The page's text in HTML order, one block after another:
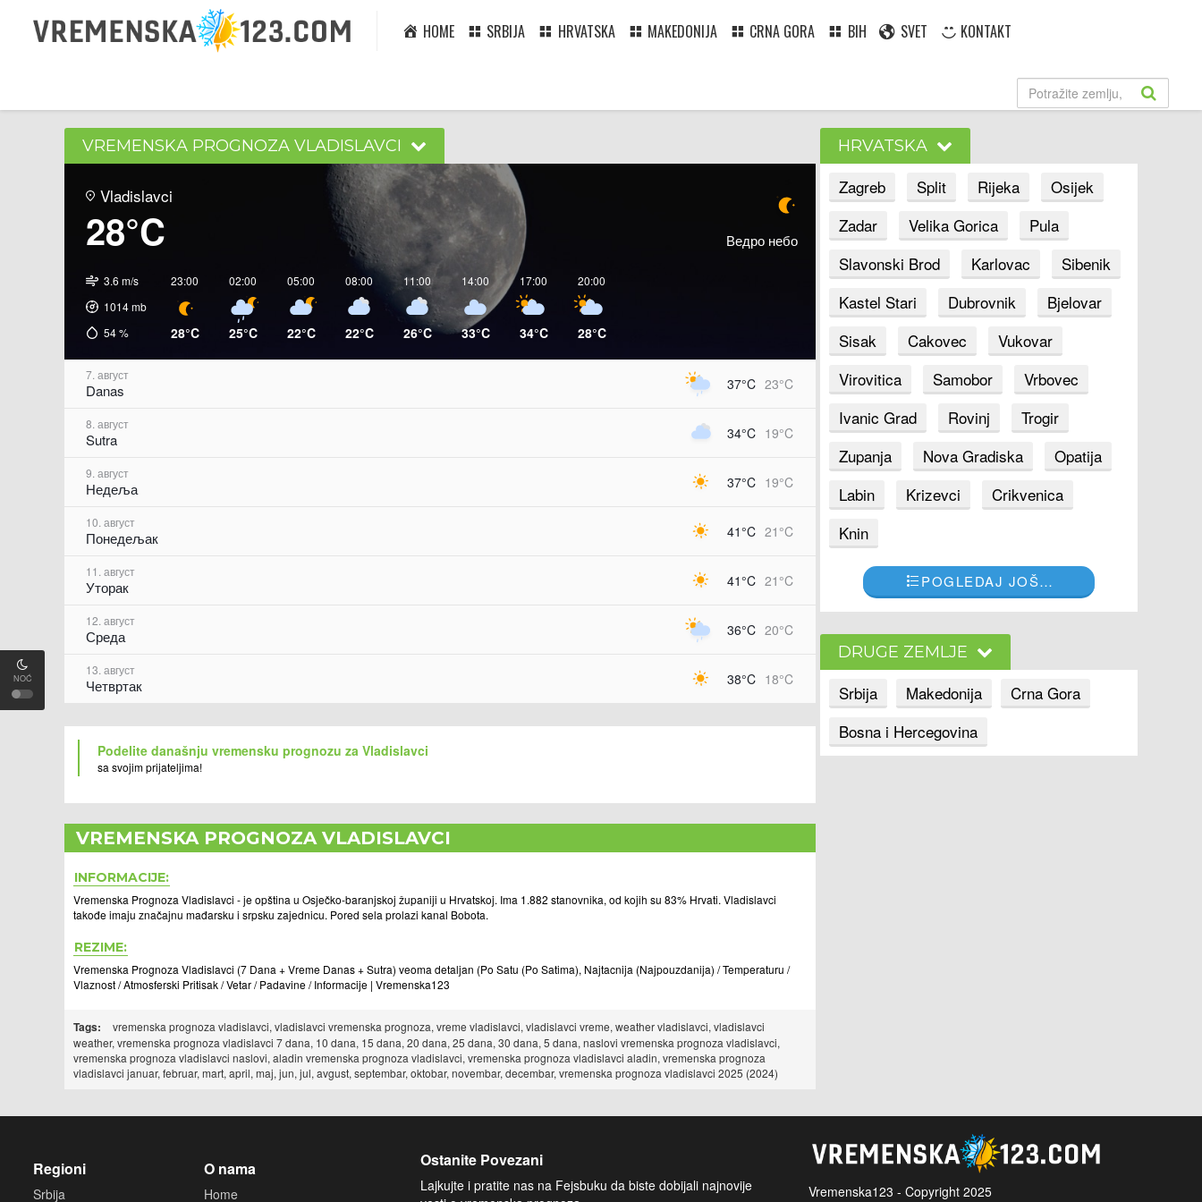
NOĆ
HOME SRBIJA HRVATSKA MAKEDONIJA CRNA GORA BIH SVET KONTAKT
VREMENSKA PROGNOZA VLADISLAVCI
Vladislavci
28°C Ведро небо
3.6 m/s
1014mb
54%
23:00
28°C
02:00
25°C
05:00
22°C
08:00
22°C
11:00
26°C
14:00
33°C
17:00
34°C
20:00
28°C
7. август
Danas 37°C 23°C
8. август
Sutra 34°C 19°C
9. август
Недеља 37°C 19°C
10. август
Понедељак 41°C 21°C
11. август
Уторак 41°C 21°C
12. август
Среда 36°C 20°C
13. август
Четвртак 38°C 18°C
Podelite današnju vremensku prognozu za Vladislavci
sa svojim prijateljima!
VREMENSKA PROGNOZA VLADISLAVCI
INFORMACIJE:
Vremenska Prognoza Vladislavci - je opština u Osječko-baranjskoj županiji u Hrvatskoj. Ima 1.882 stanovnika, od kojih su 83% Hrvati. Vladislavci
takođe imaju značajnu mađarsku i srpsku zajednicu. Pored sela prolazi kanal Bobota.
REZIME:
Vremenska Prognoza Vladislavci (7 Dana + Vreme Danas + Sutra) veoma detaljan (Po Satu (Po Satima), Najtacnija (Najpouzdanija) / Temperaturu /
Vlaznost / Atmosferski Pritisak / Vetar / Padavine / Informacije | Vremenska123
Tags:
vremenska prognoza vladislavci, vladislavci vremenska prognoza, vreme vladislavci, vladislavci vreme, weather vladislavci, vladislavci
weather, vremenska prognoza vladislavci 7 dana, 10 dana, 15 dana, 20 dana, 25 dana, 30 dana, 5 dana, naslovi vremenska prognoza vladislavci,
vremenska prognoza vladislavci naslovi, aladin vremenska prognoza vladislavci, vremenska prognoza vladislavci aladin, vremenska prognoza
vladislavci januar, februar, mart, april, maj, jun, jul, avgust, septembar, oktobar, novembar, decembar, vremenska prognoza vladislavci 2025 (2024)
HRVATSKA
Zagreb Split Rijeka
Osijek
Zadar
Velika Gorica
Pula
Slavonski Brod
Karlovac
Sibenik
Kastel Stari
Dubrovnik
Bjelovar
Sisak
Cakovec
Vukovar
Virovitica
Samobor
Vrbovec
Ivanic Grad
Rovinj
Trogir
Zupanja
Nova Gradiska
Opatija
Labin
Krizevci
Crikvenica
Knin
POGLEDAJ JOŠ…
DRUGE ZEMLJE
Srbija Makedonija
Crna Gora
Bosna i Hercegovina
Regioni
Srbija
O nama
Home
Ostanite Povezani
Lajkujte i pratite nas na Fejsbuku da biste dobijali najnovije
Vremenska123 - Copyright 2025